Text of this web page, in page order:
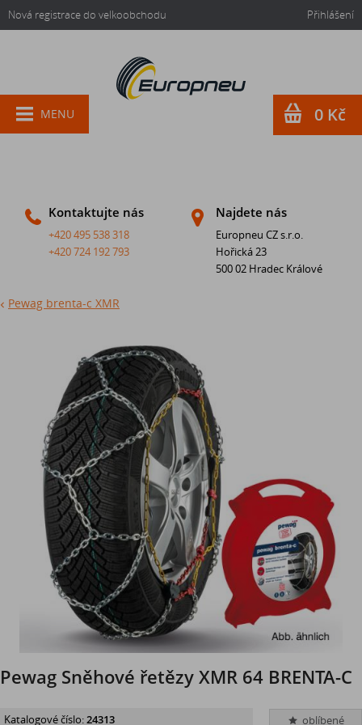
Nová registrace do velkoobchodu Přihlášení
Kontaktujte nás
+420 495 538 318
+420 724 192 793
Najdete nás
Europneu CZ s.r.o.
Hořická 23
500 02 Hradec Králové
MENU 0 Kč
Pewag brenta-c XMR
Pewag Sněhové řetězy XMR 64 BRENTA-C
oblíbené
Katalogové číslo:24313